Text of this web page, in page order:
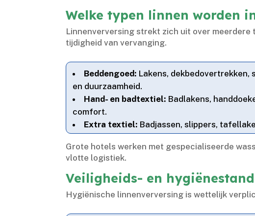
Welke typen linnen worden
Linnenverversing strekt zich uit over
tijdigheid van vervanging.​
Beddengoed: Lakens, dekbedovertrekken,
en duurzaamheid.​
Hand- en badtextiel: Badlakens,
comfort.​
Extra textiel: Badjassen, slippers,
Grote hotels werken met gespecialiseerde
vlotte logistiek.​
Veiligheids- en
Hygiënische linnenverversing is wettelijk